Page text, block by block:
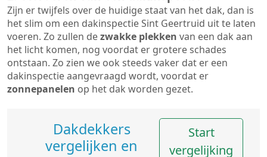
Zijn er twijfels over de huidige staat van het dak, dan is
het slim om een dakinspectie Sint Geertruid uit te laten
voeren. Zo zullen dezwakke plekken van een dak aan
het licht komen, nog voordat er grotere schades
ontstaan. Zo zien we ook steeds vaker dat er een
dakinspectie aangevraagd wordt, voordat er
zonnepanelen op het dak worden gezet.
Dakdekkers
vergelijken en
Start
vergelijking